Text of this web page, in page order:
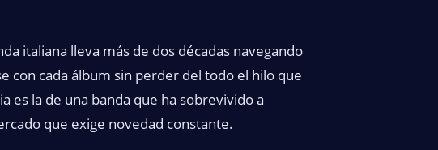
italiana lleva más de dos décadas navegando
con cada álbum sin perder del todo el hilo que
es la de una banda que ha sobrevivido a
que exige novedad constante.